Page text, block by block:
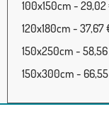
100x150cm -
120x180cm - 37,67
150x250cm -
150x300cm -